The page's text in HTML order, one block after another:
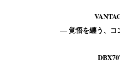
— 覚悟を纏う、コ